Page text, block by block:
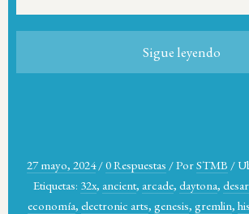
Sigue leyendo
27 mayo, 2024 /0 Respuestas /PorSTMB /
Etiquetas: 32x, ancient, arcade, daytona,
economía, electronic arts, genesis, gremlin,